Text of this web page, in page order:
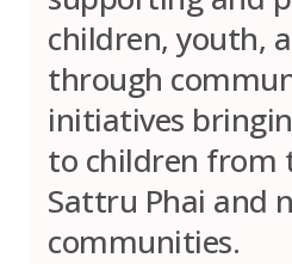
children, youth,
through
initiatives
to children from
Sattru Phai and
communities.